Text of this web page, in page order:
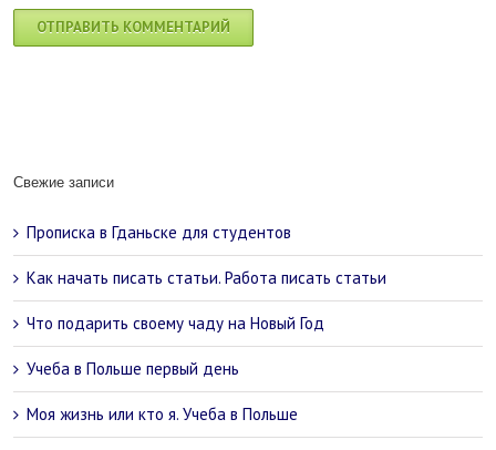
Свежие записи
Прописка в Гданьске для студентов
Как начать писать статьи. Работа писать статьи
Что подарить своему чаду на Новый Год
Учеба в Польше первый день
Моя жизнь или кто я. Учеба в Польше